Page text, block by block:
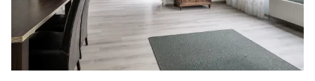
Deze informatie is door ons met de nodige
zorgvuldigheid samengesteld. Prins NVM
Makelaars streeft ernaar de informatie op haar